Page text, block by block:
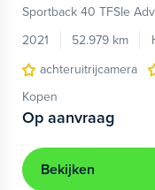
Sportback 40 TFSIe
2021
52.979 km
achteruitrijcamera
Kopen
Op aanvraag
Bekijken